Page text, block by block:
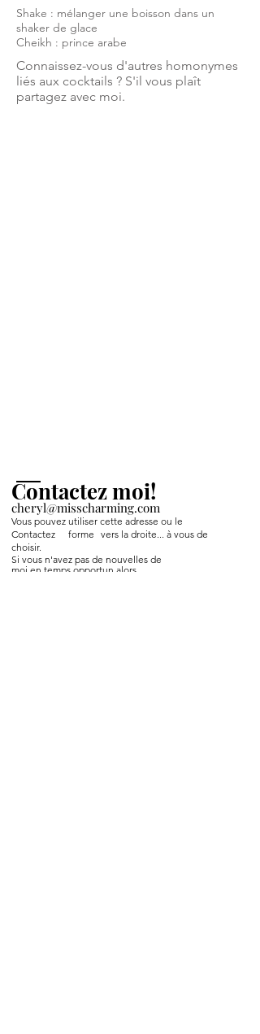
Shake : mélanger une boisson dans un
shaker de glace
Cheikh : prince arabe
Connaissez-vous d'autres homonymes
liés aux cocktails ? S'il vous plaît
partagez avec moi.
Contactez moi!
cheryl@misscharming.com
Vous pouvez utiliser cette adresse ou le
Contactez
forme vers la droite... à vous de
choisir.
Si vous n'avez pas de nouvelles de
moi en temps opportun alors